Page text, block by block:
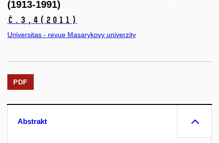
(1913-1991)
č.3,4 (2011)
Universitas - revue Masarykovy univerzity
PDF
Abstrakt